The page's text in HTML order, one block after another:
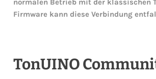
normalen Betrieb mit der klassischen
Firmware kann diese Verbindung
TonUINO